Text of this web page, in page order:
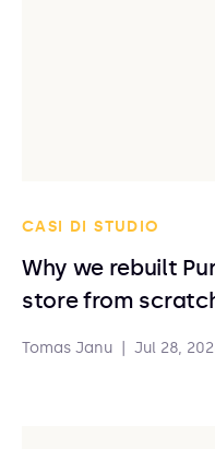
CASI DI STUDIO
Why we rebuilt
store from
Tomas Janu Jul 28,